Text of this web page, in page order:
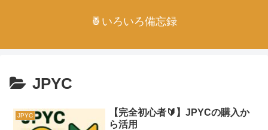
🍍いろいろ備忘録
JPYC
JPYC
【完全初心者🔰】JPYCの購入か
ら活用